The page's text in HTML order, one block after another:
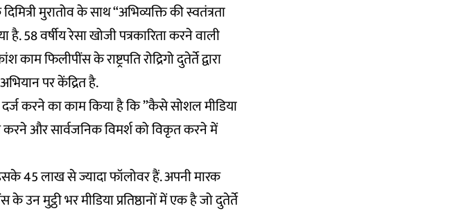
मुरातोव के साथ “अभिव्यक्ति की स्वतंत्रता
है. 58 वर्षीय रेसा खोजी पत्रकारिता करने वाली
के राष्ट्रपति रोद्रिगो दुतेर्ते द्वारा
पर केंद्रित है.
करने का काम किया है कि ”कैसे सोशल मीडिया
करने और सार्वजनिक विमर्श को विकृत करने में
लाख से ज्यादा फॉलोवर हैं. अपनी मारक
उन मुट्ठी भर मीडिया प्रतिष्ठानों में एक है जो दुतेर्ते